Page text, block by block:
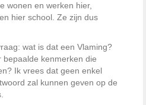
wonen en werken hier,
hier school. Ze zijn dus
wat is dat een Vlaming?
kenmerken die
Ik vrees dat geen enkel
zal kunnen geven op de